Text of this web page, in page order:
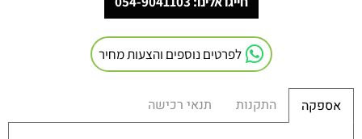
לפרטים נוספים והצעות מחיר
אספקה התקנות תנאי רכישה